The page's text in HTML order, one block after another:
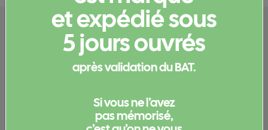
Configurez votre
produit
et/ou commander votre produit.
et expédié sous
5 jours ouvrés
après validation du BAT.
Si vous ne l’avez
pas mémorisé,